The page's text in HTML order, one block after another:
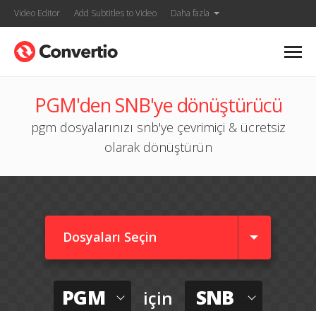
Video Editor Add Subtitles to Video Daha fazla
PGM'den SNB'ye dönüştürücü
pgm dosyalarınızı snb'ye çevrimiçi & ücretsiz
olarak dönüştürün
Dosyaları Seçin
PGM için SNB